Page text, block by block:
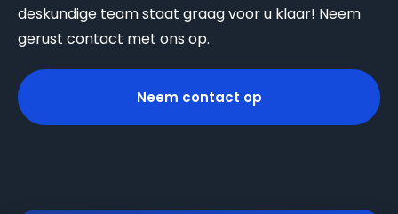
deskundige team staat graag voor u klaar! Neem
gerust contact met ons op.
Neem contact op